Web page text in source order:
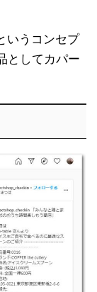
いうコンセプ
としてカパー